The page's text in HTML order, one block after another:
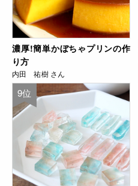
濃厚!簡単かぼちゃプリンの作
り方
内田 祐樹 さん
9位